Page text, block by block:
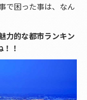
で困った事は、なん
力的な都市ランキン
！